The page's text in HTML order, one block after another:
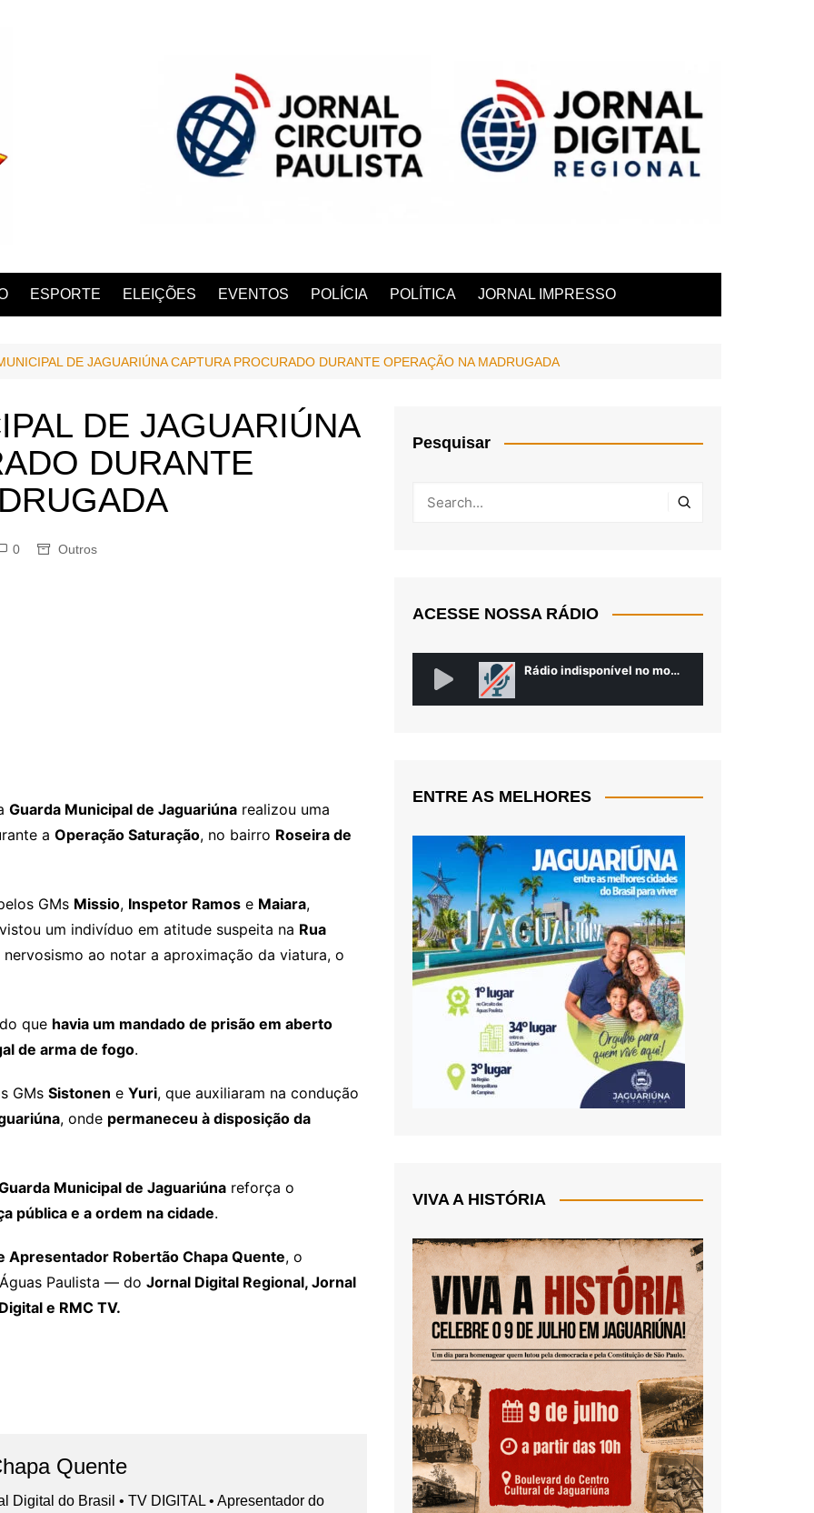
ESPORTE ELEIÇÕES EVENTOS POLÍCIA POLÍTICA JORNAL IMPRESSO
DE JAGUARIÚNA CAPTURA PROCURADO DURANTE OPERAÇÃO NA MADRUGADA
DE JAGUARIÚNA
DURANTE
0 Outros
Guarda Municipal de Jaguariúna realizou uma
a Operação Saturação, no bairro Roseira de
GMs Missio, Inspetor Ramos e Maiara,
um indivíduo em atitude suspeita na Rua
ao notar a aproximação da viatura, o
que havia um mandado de prisão em aberto
de arma de fogo.
GMs Sistonen e Yuri, que auxiliaram na condução
, onde permaneceu à disposição da
Municipal de Jaguariúna reforça o
pública e a ordem na cidade.
Apresentador Robertão Chapa Quente, o
Paulista — do Jornal Digital Regional, Jornal
e RMC TV.
Quente
Digital do Brasil • TV DIGITAL • Apresentador do
Pesquisar
ACESSE NOSSA RÁDIO
ENTRE AS MELHORES
VIVA A HISTÓRIA